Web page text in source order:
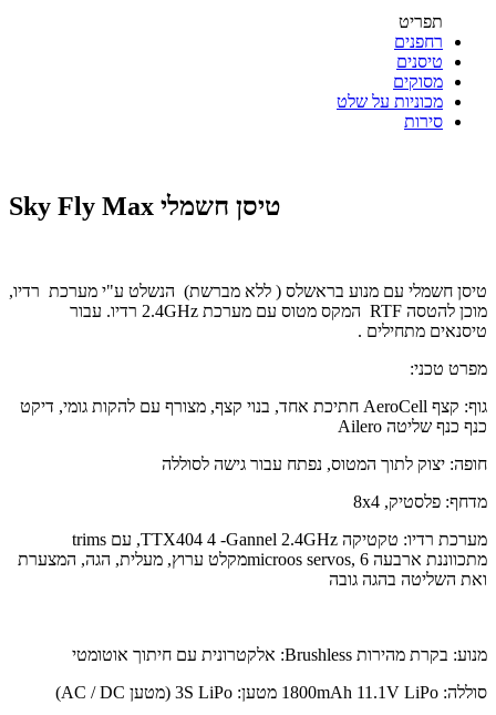
תפריט
רחפנים
טיסנים
מסוקים
מכוניות על שלט
סירות
Sky Fly Max טיסן חשמלי
טיסן חשמלי עם מנוע בראשלס ( ללא מברשת) הנשלט ע"י מערכת רדיו,
מוכן להטסה RTF המקס מטוס עם מערכת 2.4GHz רדיו. עבור
טיסנאים מתחילים .
מפרט טכני:
גוף: קצף AeroCell חתיכת אחד, בנוי קצף, מצורף עם להקות גומי, דיקט
כנף כנף שליטה Ailero
חופה: יצוק לתוך המטוס, נפתח עבור גישה לסוללה
מדחף: פלסטיק, 8x4
מערכת רדיו: טקטיקה TTX404 4 -Gannel 2.4GHz, עם trims
מתכווננת ארבעה microos servos, 6מקלט ערוץ, מעלית, הגה, המצערת
ואת השליטה בהגה גובה
מנוע: בקרת מהירות Brushless: אלקטרונית עם חיתוך אוטומטי
סוללה: 1800mAh 11.1V LiPo מטען: 3S LiPo (מטען AC / DC)